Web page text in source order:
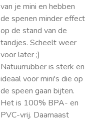
van je mini en hebben
de spenen minder effect
op de stand van de
tandjes. Scheelt weer
voor later ;)
Natuurrubber is sterk en
ideaal voor mini's die op
de speen gaan bijten.
Het is 100% BPA- en
PVC-vrij. Daarnaast